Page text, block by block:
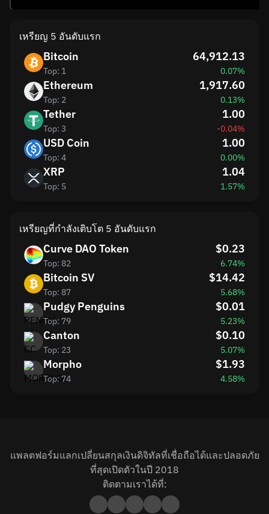
เหรียญ 5 อันดับแรก
Bitcoin
Top: 1
64,912.13
0.07%
Ethereum
Top: 2
1,917.60
0.13%
Tether
Top: 3
1.00
-0.04%
USD Coin
Top: 4
1.00
0.00%
XRP
Top: 5
1.04
1.57%
เหรียญที่กำลังเติบโต 5 อันดับแรก
Curve DAO Token
Top: 82
$0.23
6.74%
Bitcoin SV
Top: 87
$14.42
5.68%
Pudgy Penguins
Top: 79
$0.01
5.23%
Canton
Top: 23
$0.10
5.07%
Morpho
Top: 74
$1.93
4.58%
แพลตฟอร์มแลกเปลี่ยนสกุลเงินดิจิทัลที่เชื่อถือได้และปลอดภัย
ที่สุดเปิดตัวในปี 2018
ติดตามเราได้ที่: